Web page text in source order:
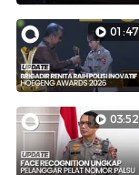
01:47
03:52